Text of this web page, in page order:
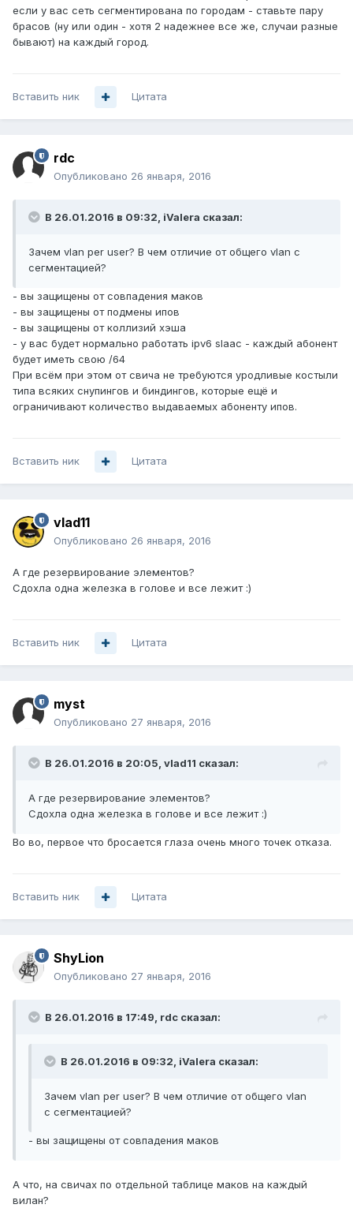
если у вас сеть сегментирована по городам - ставьте пару
брасов (ну или один - хотя 2 надежнее все же, случаи разные
бывают) на каждый город.
Вставить ник Цитата
rdc
Опубликовано 26 января, 2016
В 26.01.2016 в 09:32, iValera сказал:
Зачем vlan per user? В чем отличие от общего vlan с
сегментацией?
- вы защищены от совпадения маков
- вы защищены от подмены ипов
- вы защищены от коллизий хэша
- у вас будет нормально работать ipv6 slaac - каждый абонент
будет иметь свою /64
При всём при этом от свича не требуются уродливые костыли
типа всяких снупингов и биндингов, которые ещё и
ограничивают количество выдаваемых абоненту ипов.
Вставить ник Цитата
vlad11
Опубликовано 26 января, 2016
А где резервирование элементов?
Сдохла одна железка в голове и все лежит :)
Вставить ник Цитата
myst
Опубликовано 27 января, 2016
В 26.01.2016 в 20:05, vlad11 сказал:
А где резервирование элементов?
Сдохла одна железка в голове и все лежит :)
Во во, первое что бросается глаза очень много точек отказа.
Вставить ник Цитата
ShyLion
Опубликовано 27 января, 2016
В 26.01.2016 в 17:49, rdc сказал:
В 26.01.2016 в 09:32, iValera сказал:
Зачем vlan per user? В чем отличие от общего vlan
с сегментацией?
- вы защищены от совпадения маков
А что, на свичах по отдельной таблице маков на каждый
вилан?